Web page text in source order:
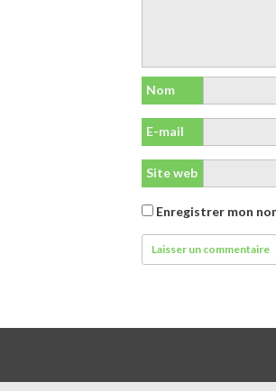
Nom
E-mail
Site web
Enregistrer mon